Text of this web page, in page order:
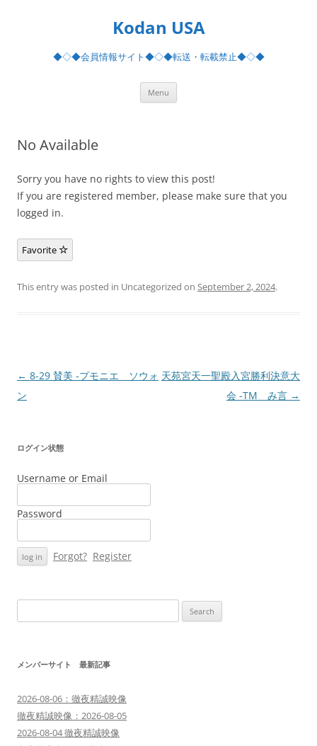
Kodan USA
◆◇◆会員情報サイト◆◇◆転送・転載禁止◆◇◆
Menu
No Available
Sorry you have no rights to view this post!
If you are registered member, please make sure that you
logged in.
Favorite
This entry was posted in Uncategorized on September 2, 2024.
Post
navigation
← 8-29 賛美 -プモニエ ソウォ
ン
天苑宮天一聖殿入宮勝利決意大
会 -TM み言 →
ログイン状態
Username or Email
Password
Forgot? Register
for:
メンバーサイト 最新記事
2026-08-06：徹夜精誠映像
徹夜精誠映像：2026-08-05
2026-08-04 徹夜精誠映像